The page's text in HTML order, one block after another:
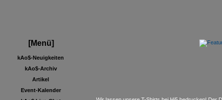
[Menü]
kAo$-Neuigkeiten
kAo$-Archiv
Artikel
Event-Kalender